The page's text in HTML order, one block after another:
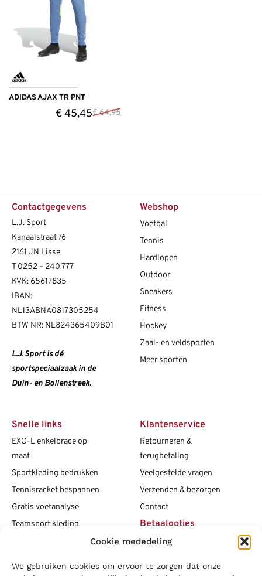
Cookie mededeling
We gebruiken cookies om ervoor te zorgen dat onze
ADIDAS AJAX TR PNT
€45,45€64,95
Contactgegevens
L.J. Sport
Kanaalstraat 76
2161 JN Lisse
T0252 – 240 777
KVK: 65617835
IBAN:
NL13ABNA0817305254
BTW NR: NL824365409B01
L.J. Sport is dé
sportspeciaalzaak in de
Duin- en Bollenstreek.
Webshop
Voetbal
Tennis
Hardlopen
Outdoor
Sneakers
Fitness
Hockey
Zaal- en veldsporten
Meer sporten
Snelle links
EXO-L enkelbrace op
maat
Sportkleding bedrukken
Tennisracket bespannen
Gratis voetanalyse
Teamsport kleding
Klantenservice
Retourneren &
terugbetaling
Veelgestelde vragen
Verzenden & bezorgen
Contact
Betaalopties
Social media